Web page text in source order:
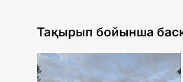
Тақырып бойынша